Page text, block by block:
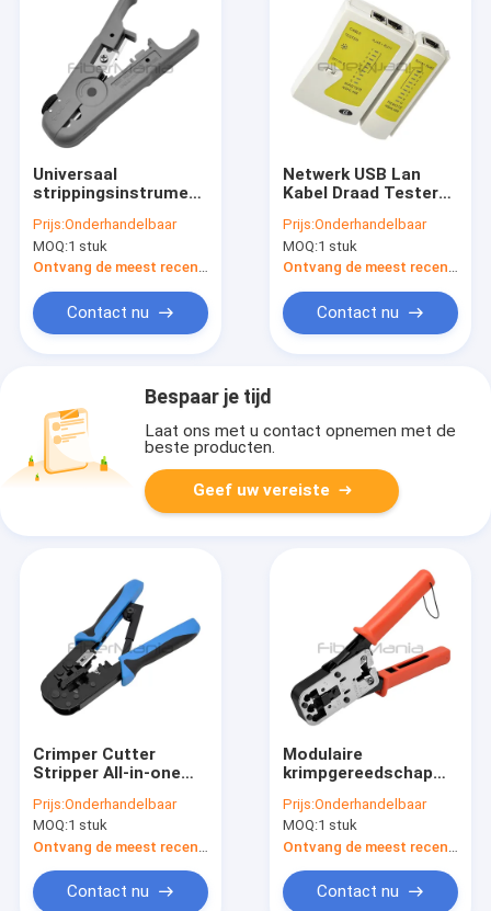
Universaal
strippingsinstrument
gestreepte draden,
meergeleiderkabels
Prijs:Onderhandelbaar
MOQ:1 stuk
Ontvang de meest recente Prijs
Contact nu
Netwerk USB Lan
Kabel Draad Tester
RJ45 Kabel Twisted
Pair verbindingen
Prijs:Onderhandelbaar
MOQ:1 stuk
Ontvang de meest recente Prijs
Contact nu
Bespaar je tijd
Laat ons met u contact opnemen met de
beste producten.
Geef uw vereiste
Crimper Cutter
Stripper All-in-one
gereedschap voor
RJ45 RJ12 en RJ11
aansluitkabel
Prijs:Onderhandelbaar
MOQ:1 stuk
Contact nu
Modulaire
krimpgereedschap
RJ12/6P6C,
RJ11/6P4C/6P2C,
4P4C/4P2C-plugs
Prijs:Onderhandelbaar
MOQ:1 stuk
Contact nu